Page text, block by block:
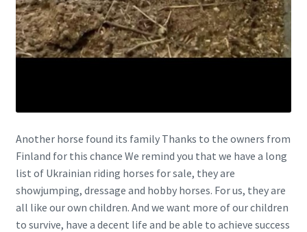
Another horse found its family Thanks to the owners from
Finland for ​​this chance We remind you that we have a long
list of Ukrainian riding horses for sale, they are
showjumping, dressage and hobby horses. For us, they are
all like our own children. And we want more of our children
to survive, have a decent life and be able to achieve success